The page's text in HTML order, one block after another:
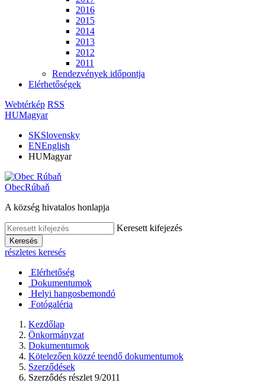
2016
2015
2014
2013
2012
2011
Rendezvények időpontja
Elérhetőségek
Webtérkép RSS
HUMagyar
SKSlovensky
ENEnglish
HUMagyar
ObecRúbaň
A község hivatalos honlapja
Keresett kifejezés
Keresés
részletes keresés
Elérhetőség
Dokumentumok
Helyi hangosbemondó
Fotógaléria
Kezdőlap
Önkormányzat
Dokumentumok
Kötelezően közzé teendő dokumentumok
Szerződések
Szerződés részlet 9/2011